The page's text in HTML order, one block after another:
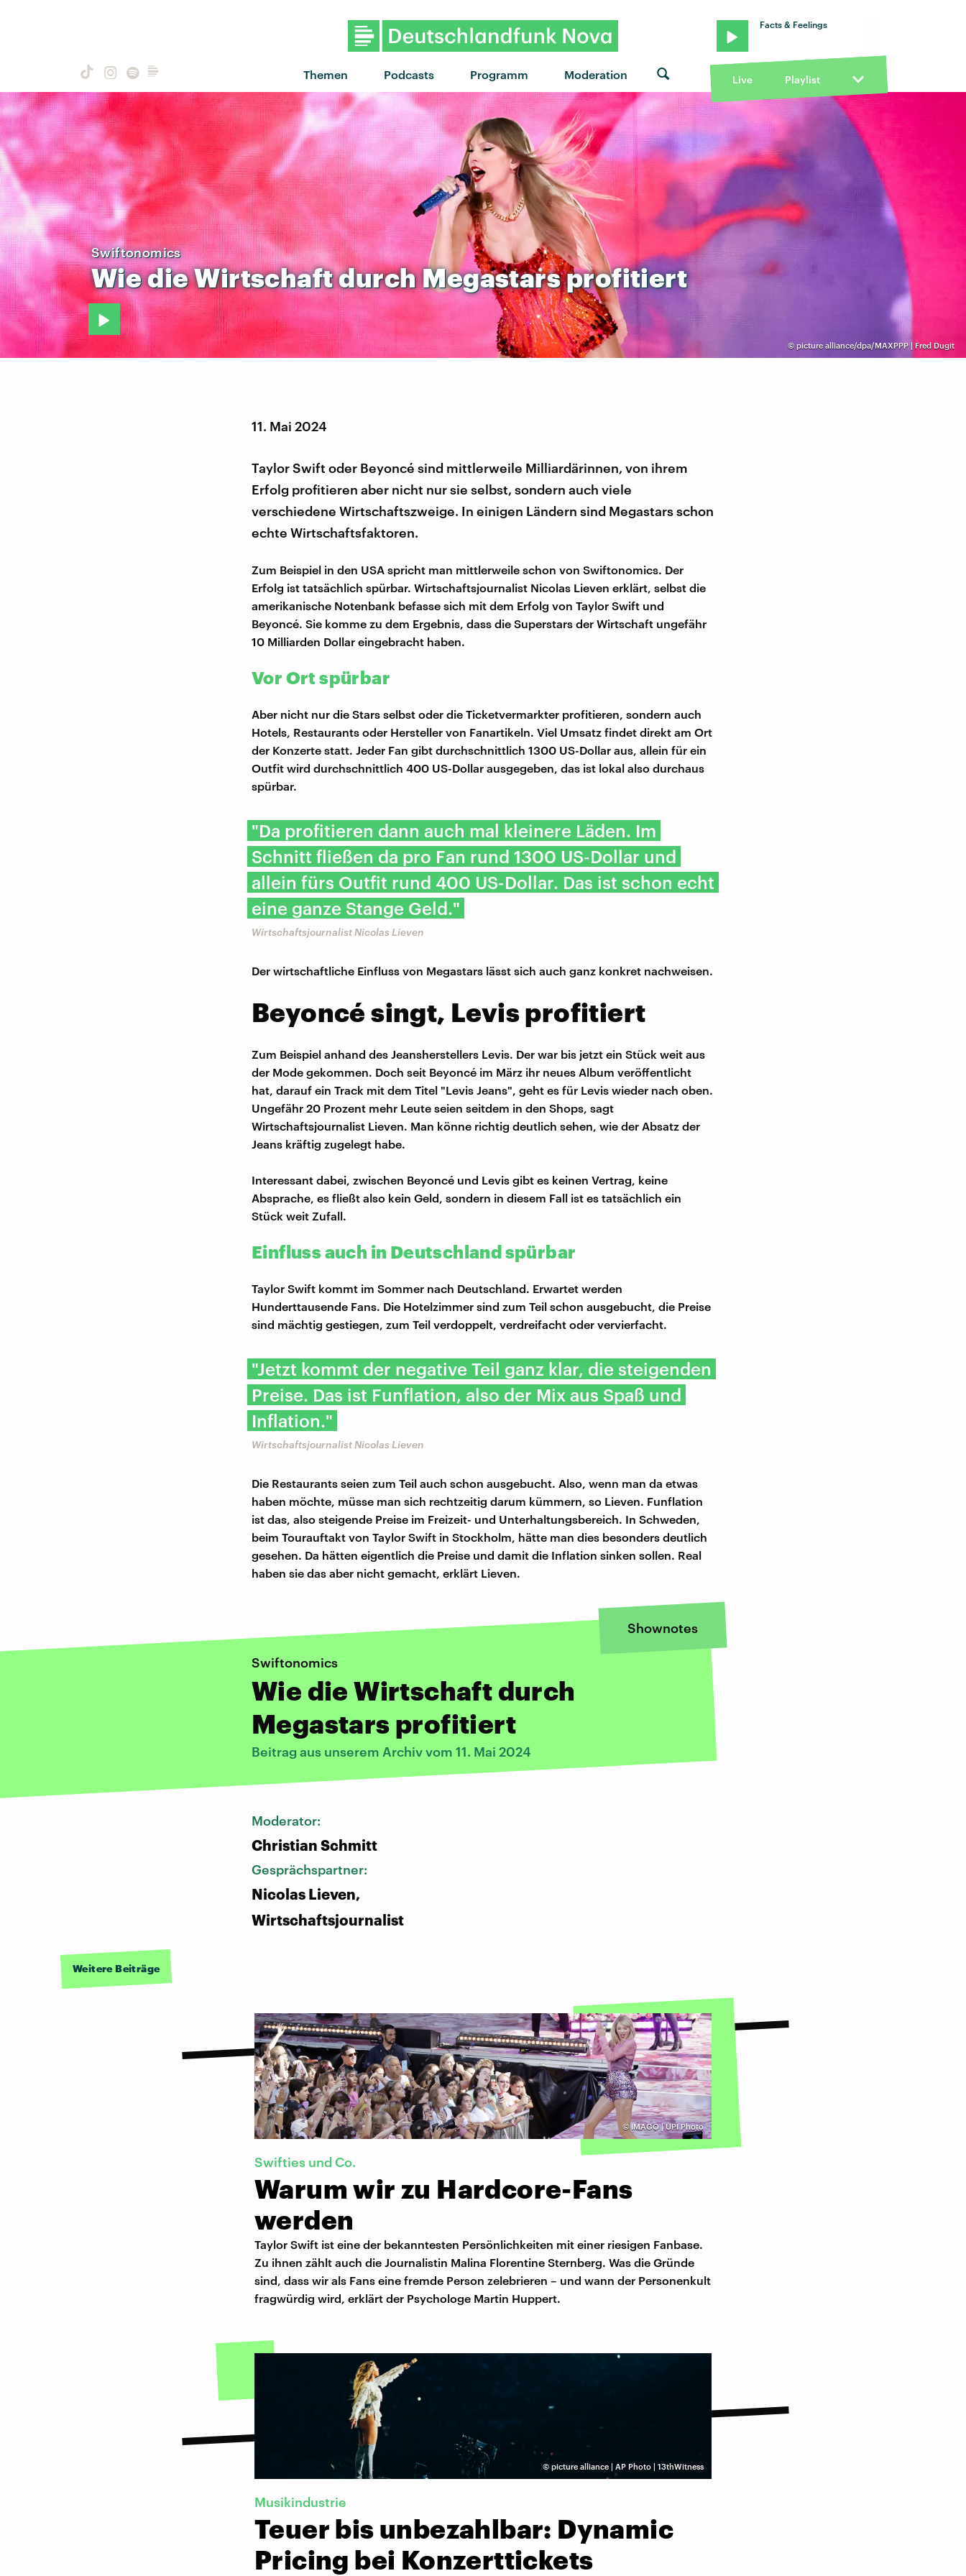
Themen Podcasts Programm Moderation
Facts & Feelings
Live Playlist
© picture alliance/dpa/MAXPPP | Fred Dugit
Swiftonomics
WiedieWirtschaftdurchMegastarsprofitiert
11. Mai 2024
Taylor Swift oder Beyoncé sind mittlerweile Milliardärinnen, von ihrem
Erfolg profitieren aber nicht nur sie selbst, sondern auch viele
verschiedene Wirtschaftszweige. In einigen Ländern sind Megastars schon
echte Wirtschaftsfaktoren.
Zum Beispiel in den USA spricht man mittlerweile schon von Swiftonomics. Der
Erfolg ist tatsächlich spürbar. Wirtschaftsjournalist Nicolas Lieven erklärt, selbst die
amerikanische Notenbank befasse sich mit dem Erfolg von Taylor Swift und
Beyoncé. Sie komme zu dem Ergebnis, dass die Superstars der Wirtschaft ungefähr
10 Milliarden Dollar eingebracht haben.
Vor Ort spürbar
Aber nicht nur die Stars selbst oder die Ticketvermarkter profitieren, sondern auch
Hotels, Restaurants oder Hersteller von Fanartikeln. Viel Umsatz findet direkt am Ort
der Konzerte statt. Jeder Fan gibt durchschnittlich 1300 US-Dollar aus, allein für ein
Outfit wird durchschnittlich 400 US-Dollar ausgegeben, das ist lokal also durchaus
spürbar.
"Da profitieren dann auch mal kleinere Läden. Im
Schnitt fließen da pro Fan rund 1300 US-Dollar und
allein fürs Outfit rund 400 US-Dollar. Das ist schon echt
eine ganze Stange Geld."
Wirtschaftsjournalist Nicolas Lieven
Der wirtschaftliche Einfluss von Megastars lässt sich auch ganz konkret nachweisen.
Beyoncé singt, Levis profitiert
Zum Beispiel anhand des Jeansherstellers Levis. Der war bis jetzt ein Stück weit aus
der Mode gekommen. Doch seit Beyoncé im März ihr neues Album veröffentlicht
hat, darauf ein Track mit dem Titel "Levis Jeans", geht es für Levis wieder nach oben.
Ungefähr 20 Prozent mehr Leute seien seitdem in den Shops, sagt
Wirtschaftsjournalist Lieven. Man könne richtig deutlich sehen, wie der Absatz der
Jeans kräftig zugelegt habe.
Interessant dabei, zwischen Beyoncé und Levis gibt es keinen Vertrag, keine
Absprache, es fließt also kein Geld, sondern in diesem Fall ist es tatsächlich ein
Stück weit Zufall.
Einfluss auch in Deutschland spürbar
Taylor Swift kommt im Sommer nach Deutschland. Erwartet werden
Hunderttausende Fans. Die Hotelzimmer sind zum Teil schon ausgebucht, die Preise
sind mächtig gestiegen, zum Teil verdoppelt, verdreifacht oder vervierfacht.
"Jetzt kommt der negative Teil ganz klar, die steigenden
Preise. Das ist Funflation, also der Mix aus Spaß und
Inflation."
Wirtschaftsjournalist Nicolas Lieven
Die Restaurants seien zum Teil auch schon ausgebucht. Also, wenn man da etwas
haben möchte, müsse man sich rechtzeitig darum kümmern, so Lieven. Funflation
ist das, also steigende Preise im Freizeit- und Unterhaltungsbereich. In Schweden,
beim Tourauftakt von Taylor Swift in Stockholm, hätte man dies besonders deutlich
gesehen. Da hätten eigentlich die Preise und damit die Inflation sinken sollen. Real
haben sie das aber nicht gemacht, erklärt Lieven.
Shownotes
Swiftonomics
Wie die Wirtschaft durch
Megastars profitiert
Beitrag aus unserem Archiv vom 11. Mai 2024
Moderator:
Christian Schmitt
Gesprächspartner:
Nicolas Lieven,
Wirtschaftsjournalist
Weitere Beiträge
©IMAGO | UPI Photo
Swifties und Co.
Warum wir zu Hardcore-Fans
werden
Taylor Swift ist eine der bekanntesten Persönlichkeiten mit einer riesigen Fanbase.
Zu ihnen zählt auch die Journalistin Malina Florentine Sternberg. Was die Gründe
sind, dass wir als Fans eine fremde Person zelebrieren – und wann der Personenkult
fragwürdig wird, erklärt der Psychologe Martin Huppert.
© picture alliance | AP Photo | 13thWitness
Musikindustrie
Teuer bis unbezahlbar: Dynamic
Pricing bei Konzerttickets